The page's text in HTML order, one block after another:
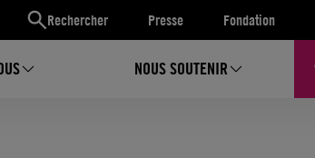
Rechercher Presse Fondation
NOUS SOUTENIR